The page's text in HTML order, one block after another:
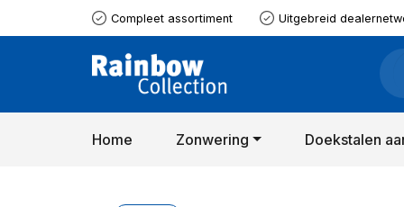
Compleet assortiment Uitgebreid
Home Zonwering Doekstalen